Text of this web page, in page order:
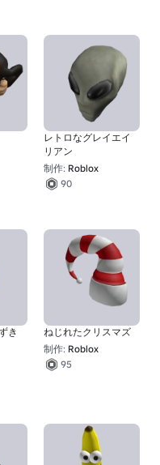
レトロなグレイエイ
リアン
制作: Roblox
90
き
ねじれたクリスマズ
制作: Roblox
95